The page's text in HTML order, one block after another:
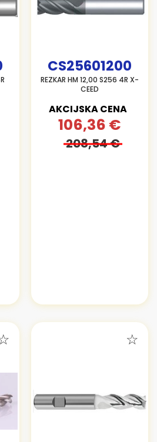
CS25601200
REZKAR HM 12,00 S256 4R X-
CEED
AKCIJSKA CENA
106,36 €
208,54 €